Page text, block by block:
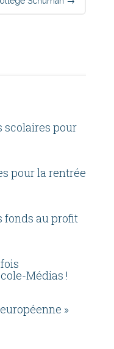
scolaires pour
pour la rentrée
fonds au profit
Médias !
»